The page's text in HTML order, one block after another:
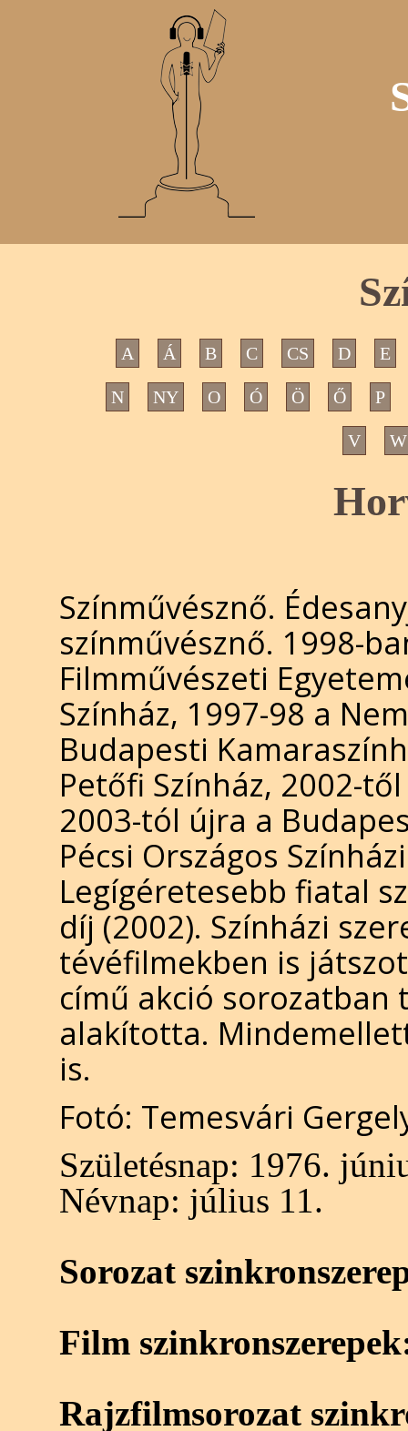
A Á B C CS D E
N NY O Ó Ö Ő P
V W
Színművésznő.
színművésznő. 1998-
Filmművészeti
Színház, 1997-98 a
Budapesti
Petőfi Színház, 2002-
2003-tól újra a
Pécsi Országos
Legígéretesebb fiatal
díj (2002). Színházi
tévéfilmekben is
című akció
alakította.
is.
Fotó: Temesvári
Születésnap: 1976.
Névnap: július 11.
Sorozat
Film
Rajzfilmsorozat